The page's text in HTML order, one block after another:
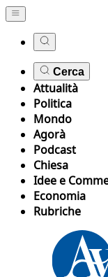
Cerca
Attualità
Politica
Mondo
Agorà
Podcast
Chiesa
Idee e
Economia
Rubriche